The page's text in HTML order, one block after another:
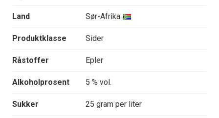
Land Sør-Afrika
Produktklasse Sider
Råstoffer Epler
Alkoholprosent 5 % vol.
Sukker 25 gram per liter